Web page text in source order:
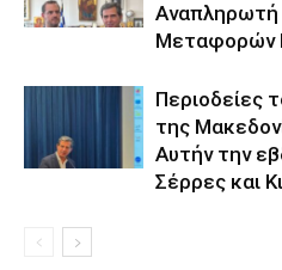
Αναπληρωτή
Μεταφορών
Περιοδείες
της
Αυτήν την
Σέρρες και